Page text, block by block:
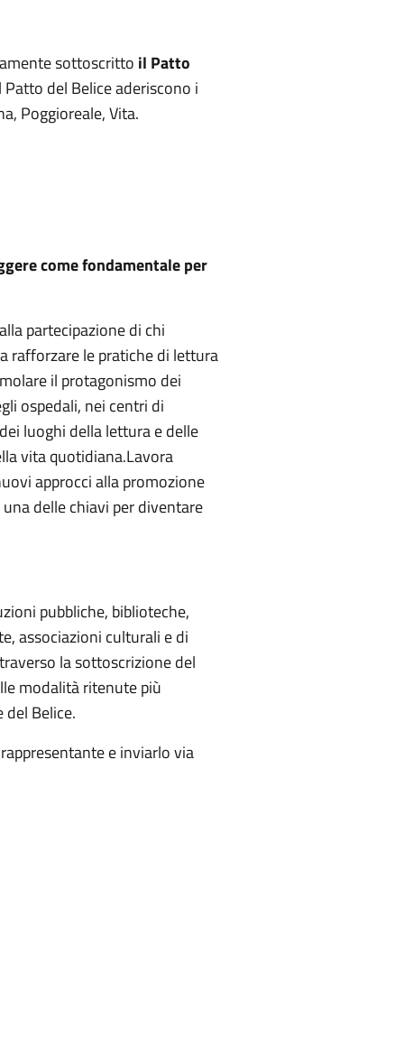
sottoscritto il Patto
Patto del Belice aderiscono i
Poggioreale, Vita.
come fondamentale per
partecipazione di chi
rafforzare le pratiche di lettura
il protagonismo dei
ospedali, nei centri di
luoghi della lettura e delle
vita quotidiana.Lavora
approcci alla promozione
delle chiavi per diventare
pubbliche, biblioteche,
associazioni culturali e di
la sottoscrizione del
modalità ritenute più
Belice.
e inviarlo via